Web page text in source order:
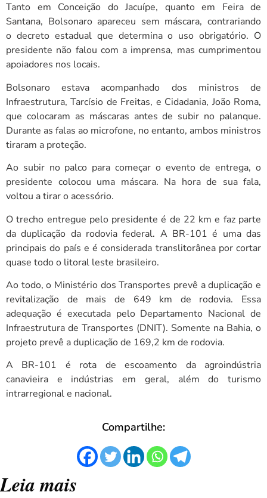
Tanto em Conceição do Jacuípe, quanto em Feira de
Santana, Bolsonaro apareceu sem máscara, contrariando
o decreto estadual que determina o uso obrigatório. O
presidente não falou com a imprensa, mas cumprimentou
apoiadores nos locais.
Bolsonaro estava acompanhado dos ministros de
Infraestrutura, Tarcísio de Freitas, e Cidadania, João Roma,
que colocaram as máscaras antes de subir no palanque.
Durante as falas ao microfone, no entanto, ambos ministros
tiraram a proteção.
Ao subir no palco para começar o evento de entrega, o
presidente colocou uma máscara. Na hora de sua fala,
voltou a tirar o acessório.
O trecho entregue pelo presidente é de 22 km e faz parte
da duplicação da rodovia federal. A BR-101 é uma das
principais do país e é considerada translitorânea por cortar
quase todo o litoral leste brasileiro.
Ao todo, o Ministério dos Transportes prevê a duplicação e
revitalização de mais de 649 km de rodovia. Essa
adequação é executada pelo Departamento Nacional de
Infraestrutura de Transportes (DNIT). Somente na Bahia, o
projeto prevê a duplicação de 169,2 km de rodovia.
A BR-101 é rota de escoamento da agroindústria
canavieira e indústrias em geral, além do turismo
intrarregional e nacional.
Compartilhe:
Leia mais